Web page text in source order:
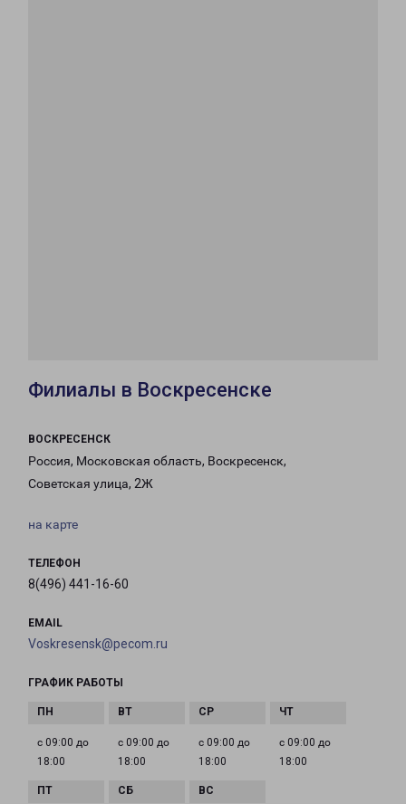
Филиалы в Воскресенске
ВОСКРЕСЕНСК
Россия, Московская область, Воскресенск,
Советская улица, 2Ж
на карте
ТЕЛЕФОН
8(496) 441-16-60
EMAIL
Voskresensk@pecom.ru
ГРАФИК РАБОТЫ
с 09:00 до
18:00
с 09:00 до
18:00
с 09:00 до
18:00
с 09:00 до
18:00